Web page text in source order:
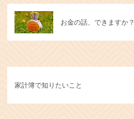
お金の話、できますか？
家計簿で知りたいこと